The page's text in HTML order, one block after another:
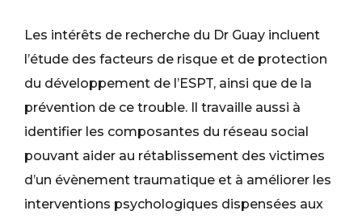
Les intérêts de recherche du Dr Guay incluent
l’étude des facteurs de risque et de protection
du développement de l’ESPT, ainsi que de la
prévention de ce trouble. Il travaille aussi à
identifier les composantes du réseau social
pouvant aider au rétablissement des victimes
d’un évènement traumatique et à améliorer les
interventions psychologiques dispensées aux